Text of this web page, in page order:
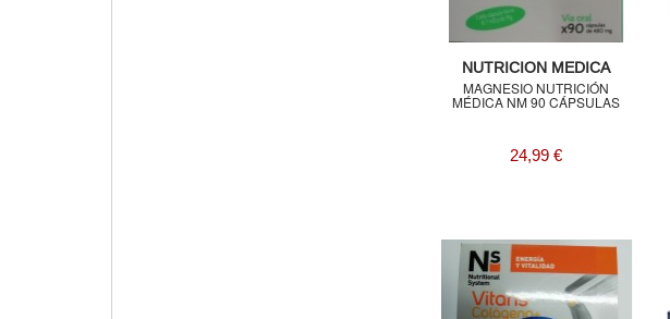
NUTRICION MEDICA
MAGNESIO NUTRICIÓN
MÉDICA NM 90 CÁPSULAS
24,99 €